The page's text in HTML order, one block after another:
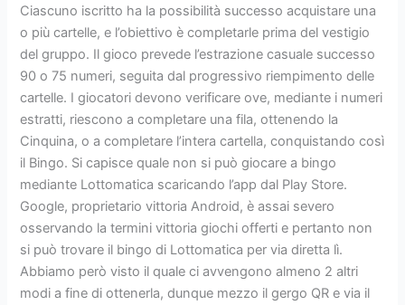
Ciascuno iscritto ha la possibilità successo acquistare una
o più cartelle, e l’obiettivo è completarle prima del vestigio
del gruppo. Il gioco prevede l’estrazione casuale successo
90 o 75 numeri, seguita dal progressivo riempimento delle
cartelle. I giocatori devono verificare ove, mediante i numeri
estratti, riescono a completare una fila, ottenendo la
Cinquina, o a completare l’intera cartella, conquistando così
il Bingo. Si capisce quale non si può giocare a bingo
mediante Lottomatica scaricando l’app dal Play Store.
Google, proprietario vittoria Android, è assai severo
osservando la termini vittoria giochi offerti e pertanto non
si può trovare il bingo di Lottomatica per via diretta lì.
Abbiamo però visto il quale ci avvengono almeno 2 altri
modi a fine di ottenerla, dunque mezzo il gergo QR e via il